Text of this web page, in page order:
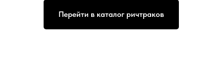
Перейти в каталог ричтраков